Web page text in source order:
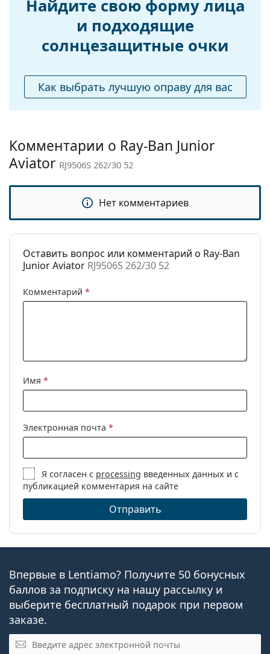
брендов.
Аксессуары
Нет
Пол:
Детские
Категория:
Солнцезащитные очки
Бренд:
Ray-Ban
Использование:
Модные
Найдите свою форму лица
и подходящие
солнцезащитные очки
Как выбрать лучшую оправу для вас
Комментарии о Ray-Ban Junior
Aviator RJ9506S 262/30 52
Нет комментариев
Оставить вопрос или комментарий о Ray-Ban
Junior Aviator RJ9506S 262/30 52
Комментарий *
Имя *
Электронная почта *
Я согласен с processing введенных данных и с
публикацией комментария на сайте
Отправить
Впервые в Lentiamo? Получите 50 бонусных
баллов за подписку на нашу рассылку и
выберите бесплатный подарок при первом
заказе.
Эл. почта